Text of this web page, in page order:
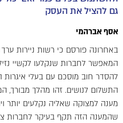
גם להציל את העסק
אסף אברהמי
באחרונה פורסם כי רשות ניירות
המאפשר לחברות שנקלעו לקשיי
להסדר חוב מוסכם עם בעלי
התשלום לנושים. זהו מהלך
מענה למצוקה שאליה נקלעים יותר
שהמענה הזה תקף בעיקר לחברות